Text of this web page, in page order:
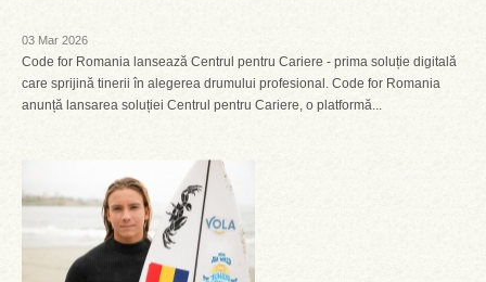
03 Mar 2026
Code for Romania lansează Centrul pentru Cariere - prima soluție digitală
care sprijină tinerii în alegerea drumului profesional. Code for Romania
anunță lansarea soluției Centrul pentru Cariere, o platformă...